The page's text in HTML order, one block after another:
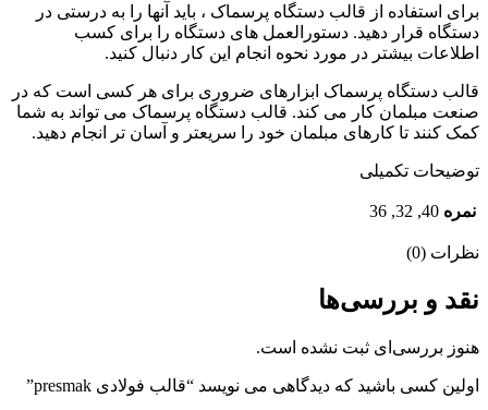
برای استفاده از قالب دستگاه پرسماک ، باید آنها را به درستی در
دستگاه قرار دهید. دستورالعمل های دستگاه را برای کسب
اطلاعات بیشتر در مورد نحوه انجام این کار دنبال کنید.
قالب دستگاه پرسماک ابزارهای ضروری برای هر کسی است که در
صنعت مبلمان کار می کند. قالب دستگاه پرسماک می تواند به شما
کمک کنند تا کارهای مبلمان خود را سریعتر و آسان تر انجام دهید.
توضیحات تکمیلی
نمره 40, 32, 36
نظرات (0)
نقد و بررسی‌ها
هنوز بررسی‌ای ثبت نشده است.
اولین کسی باشید که دیدگاهی می نویسد “قالب فولادی presmak”